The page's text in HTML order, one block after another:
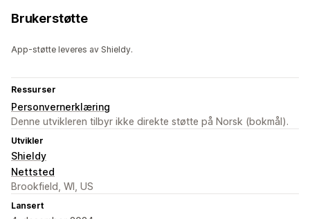
Brukerstøtte
App-støtte leveres av Shieldy.
Ressurser
Personvernerklæring
Denne utvikleren tilbyr ikke direkte støtte på Norsk (bokmål).
Utvikler
Shieldy
Nettsted
Brookfield, WI, US
Lansert